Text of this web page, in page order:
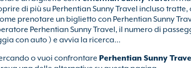
di più su Perhentian Sunny Travel incluso tratte,
prenotare un biglietto con Perhentian Sunny
Perhentian Sunny Travel, il numero di
con auto ) e avvia la ricerca…
o vuoi confrontare Perhentian Sunny